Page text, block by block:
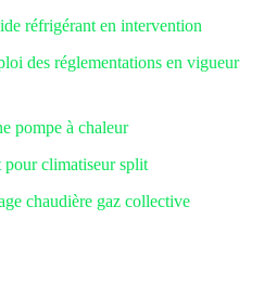
réfrigérant en intervention
des réglementations en vigueur
pompe à chaleur
pour climatiseur split
chaudière gaz collective